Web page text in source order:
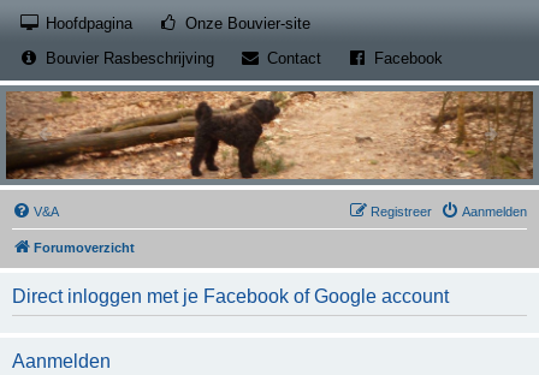
Hoofdpagina Onze Bouvier-site(Opens a new tab)
Bouvier Rasbeschrijving
Contact(Opens a new tab)
Facebook
V&A Aanmelden
Registreer
Forumoverzicht
Direct inloggen met je Facebook of Google account
Aanmelden